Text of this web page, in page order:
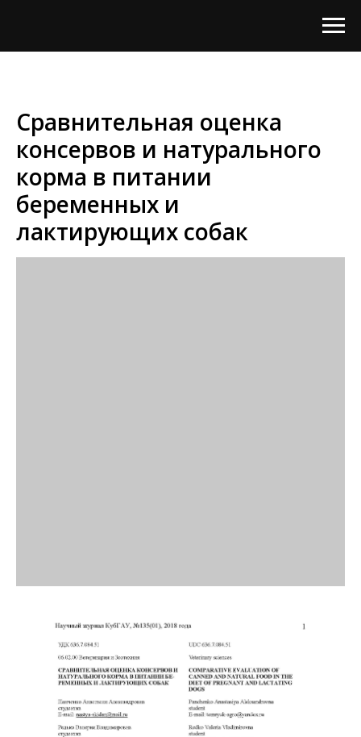
Сравнительная оценка
консервов и натурального
корма в питании
беременных и
лактирующих собак